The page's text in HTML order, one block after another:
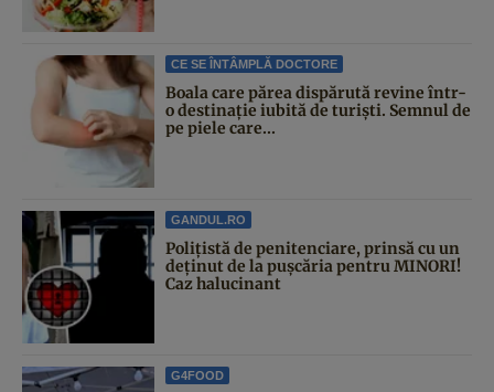
CE SE ÎNTÂMPLĂ DOCTORE
Boala care părea dispărută revine într-
o destinație iubită de turiști. Semnul de
pe piele care...
GANDUL.RO
Polițistă de penitenciare, prinsă cu un
deținut de la pușcăria pentru MINORI!
Caz halucinant
G4FOOD